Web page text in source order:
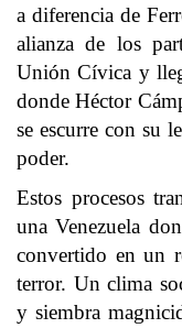
a diferencia de
alianza de los
Unión Cívica y
donde Héctor
se escurre con su
poder.
Estos procesos
una Venezuela
convertido en un
terror. Un clima
y siembra